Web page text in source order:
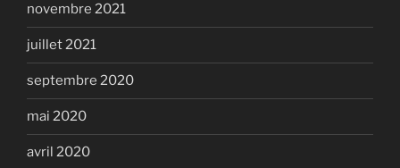
novembre 2021
juillet 2021
septembre 2020
mai 2020
avril 2020